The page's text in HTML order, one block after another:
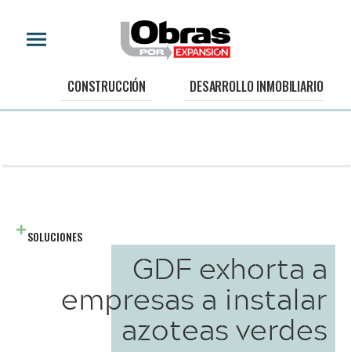
CONSTRUCCIÓN DESARROLLO INMOBILIARIO
SOLUCIONES
GDF exhorta a
empresas a instalar
azoteas verdes